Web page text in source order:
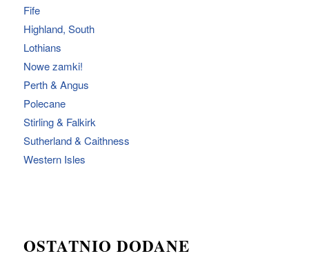
Fife
Highland, South
Lothians
Nowe zamki!
Perth & Angus
Polecane
Stirling & Falkirk
Sutherland & Caithness
Western Isles
OSTATNIO DODANE